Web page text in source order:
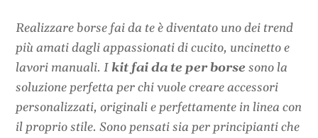
Realizzare borse fai da te è diventato uno dei trend
più amati dagli appassionati di cucito, uncinetto e
lavori manuali. I kit fai da te per borsesono la
soluzione perfetta per chi vuole creare accessori
personalizzati, originali e perfettamente in linea con
il proprio stile. Sono pensati sia per principianti che